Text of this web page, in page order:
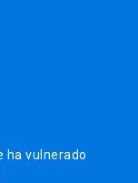
ha vulnerado